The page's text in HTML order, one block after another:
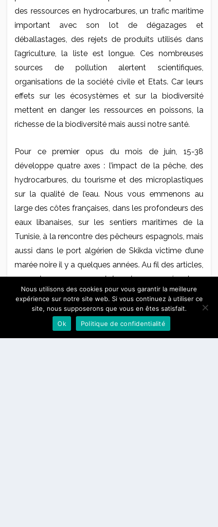
des ressources en hydrocarbures, un trafic maritime
important avec son lot de dégazages et
déballastages, des rejets de produits utilisés dans
l’agriculture, la liste est longue. Ces nombreuses
sources de pollution alertent scientifiques,
organisations de la société civile et Etats. Car leurs
effets sur les écosystèmes et sur la biodiversité
mettent en danger les ressources en poissons, la
richesse de la biodiversité mais aussi notre santé.
Pour ce premier opus du mois de juin, 15-38
développe quatre axes : l’impact de la pêche, des
hydrocarbures, du tourisme et des microplastiques
sur la qualité de l’eau. Nous vous emmenons au
large des côtes françaises, dans les profondeurs des
eaux libanaises, sur les sentiers maritimes de la
Tunisie, à la rencontre des pêcheurs espagnols, mais
aussi dans le port algérien de Skikda victime d’une
marée noire il y a quelques années. Au fil des articles,
nous dressons un constat mais nous présentons
également des initiatives locales ou régionales qui
permettent de donner des pistes de réflexion vers
des solutions durables. Des mobilisations politiques
Nous utilisons des cookies pour vous garantir la meilleure
expérience sur notre site web. Si vous continuez à utiliser ce
site, nous supposerons que vous en êtes satisfait.
Ok
Politique de confidentialité